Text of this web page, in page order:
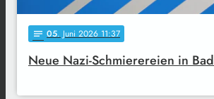
notes 05. Juni 2026 11:37
Neue Nazi-Schmierereien in